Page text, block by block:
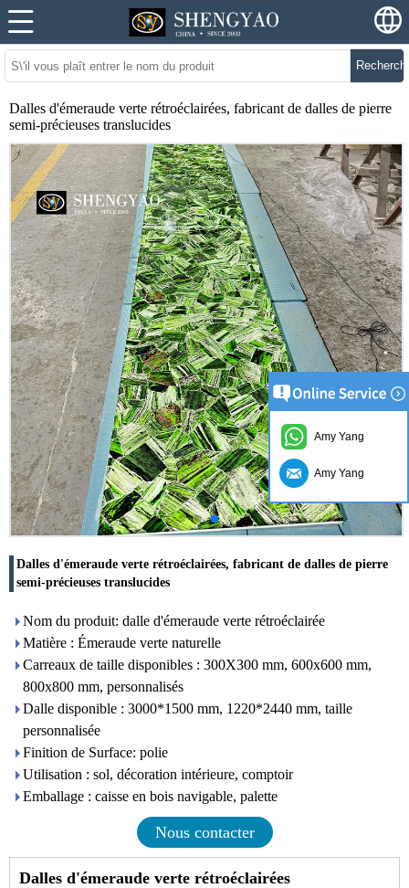
Dalles d'émeraude verte rétroéclairées, fabricant de dalles de pierre
semi-précieuses translucides
Dalles d'émeraude verte rétroéclairées, fabricant de dalles de pierre
semi-précieuses translucides
Nom du produit: dalle d'émeraude verte rétroéclairée
Matière : Émeraude verte naturelle
Carreaux de taille disponibles : 300X300 mm, 600x600 mm,
800x800 mm, personnalisés
Dalle disponible : 3000*1500 mm, 1220*2440 mm, taille
personnalisée
Finition de Surface: polie
Utilisation : sol, décoration intérieure, comptoir
Emballage : caisse en bois navigable, palette
Nous contacter
Dalles d'émeraude verte rétroéclairées
Amy Yang
Amy Yang